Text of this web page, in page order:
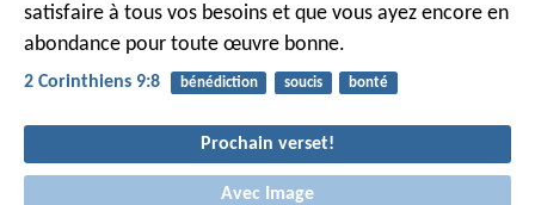
satisfaire à tous vos besoins et que vous ayez encore en
abondance pour toute œuvre bonne.
2 Corinthiens 9:8 bénédiction soucis bonté
Prochain verset!
Avec Image